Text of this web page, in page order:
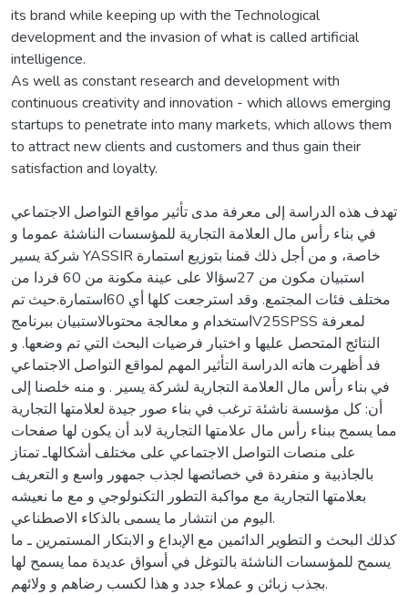
its brand while keeping up with the Technological
development and the invasion of what is called artificial
intelligence.
As well as constant research and development with
continuous creativity and innovation - which allows emerging
startups to penetrate into many markets, which allows them
to attract new clients and customers and thus gain their
satisfaction and loyalty.
تهدف هذه الدراسة إلى معرفة مدى تأثير مواقع التواصل الاجتماعي
في بناء رأس مال العلامة التجارية للمؤسسات الناشئة عموما و
شركة يسير YASSIR خاصة، و من أجل ذلك قمنا بتوزيع استمارة
استبيان مكون من 27سؤالا على عينة مكونة من 60 فردا من
مختلف فئات المجتمع. وقد استرجعت كلها أي 60استمارة.حيث تم
استخدام و معالجة محتوىالاستبيان ببرنامجV25SPSS لمعرفة
النتائج المتحصل عليها و اختبار فرضيات البحث التي تم وضعها. و
فد أظهرت هاته الدراسة التأثير المهم لمواقع التواصل الاجتماعي
في بناء رأس مال العلامة التجارية لشركة يسير . و منه خلصنا إلى
أن: كل مؤسسة ناشئة ترغب في بناء صور جيدة لعلامتها التجارية
مما يسمح ببناء رأس مال علامتها التجارية لابد أن يكون لها صفحات
على منصات التواصل الاجتماعي على مختلف أشكالهاـ تمتاز
بالجاذبية و منفردة في خصائصها لجذب جمهور واسع و التعريف
بعلامتها التجارية مع مواكبة التطور التكنولوجي و مع ما نعيشه
اليوم من انتشار ما يسمى بالذكاء الاصطناعي.
كذلك البحث و التطوير الدائمين مع الإبداع و الابتكار المستمرين ـ ما
يسمح للمؤسسات الناشئة بالتوغل في أسواق عديدة مما يسمح لها
بجذب زبائن و عملاء جدد و هذا لكسب رضاهم و ولائهم.